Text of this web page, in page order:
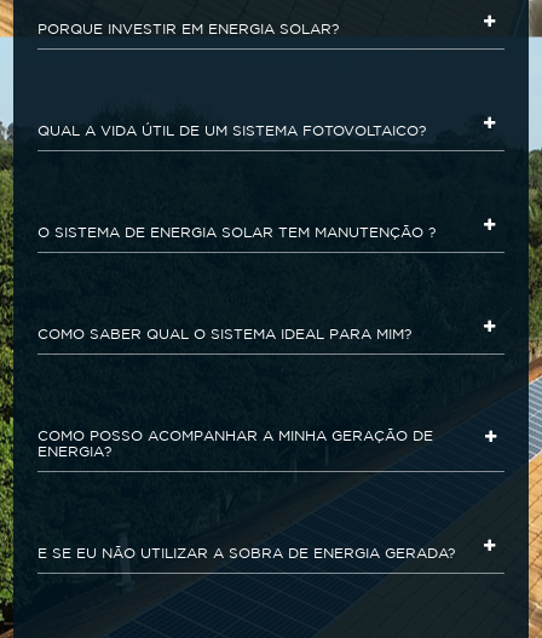
PORQUE INVESTIR EM ENERGIA SOLAR?
QUAL A VIDA ÚTIL DE UM SISTEMA FOTOVOLTAICO?
O SISTEMA DE ENERGIA SOLAR TEM MANUTENÇÃO ?
COMO SABER QUAL O SISTEMA IDEAL PARA MIM?
COMO POSSO ACOMPANHAR A MINHA GERAÇÃO DE
ENERGIA?
E SE EU NÃO UTILIZAR A SOBRA DE ENERGIA GERADA?